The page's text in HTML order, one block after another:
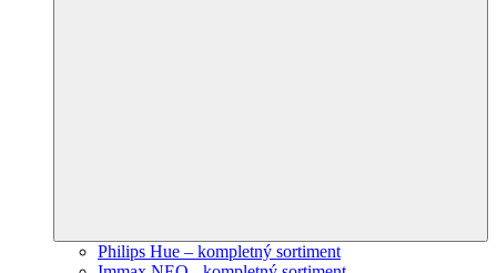
Philips Hue – kompletný sortiment